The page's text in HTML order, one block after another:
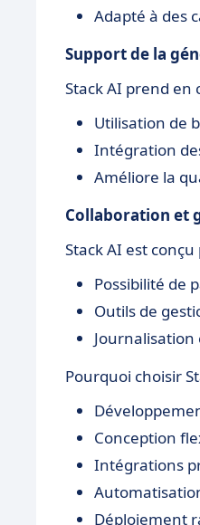
Adapté à des
Support de la
Stack AI prend en
Utilisation de
Intégration
Améliore la
Collaboration et
Stack AI est
Possibilité de
Outils de
Pourquoi choisir
Conception
Intégrations
Déploiement